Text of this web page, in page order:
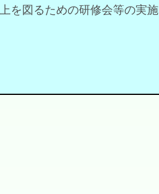
を図るための研修会等の実施